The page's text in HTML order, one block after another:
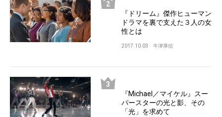
『ドリーム』傑作ヒューマン
ドラマを裏で支えた３人の女
性とは
2017.10.03 牛津厚信
『Michael／マイケル』スー
パースターの光と影、その
「光」を求めて